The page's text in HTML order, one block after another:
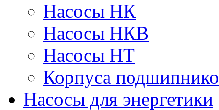
Насосы НК
Насосы НКВ
Насосы НТ
Корпуса
Насосы для энергетики